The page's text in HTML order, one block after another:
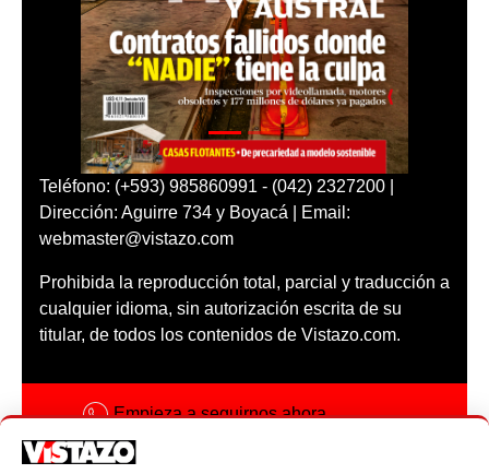
Teléfono: (+593) 985860991 - (042) 2327200 |
Dirección: Aguirre 734 y Boyacá | Email:
webmaster@vistazo.com
Prohibida la reproducción total, parcial y traducción a
cualquier idioma, sin autorización escrita de su
titular, de todos los contenidos de Vistazo.com.
Empieza a seguirnos ahora